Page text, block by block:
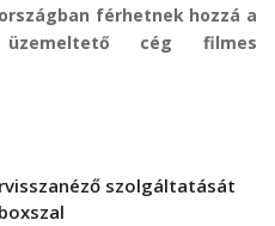
férhetnek hozzá a
cég filmes
szolgáltatását